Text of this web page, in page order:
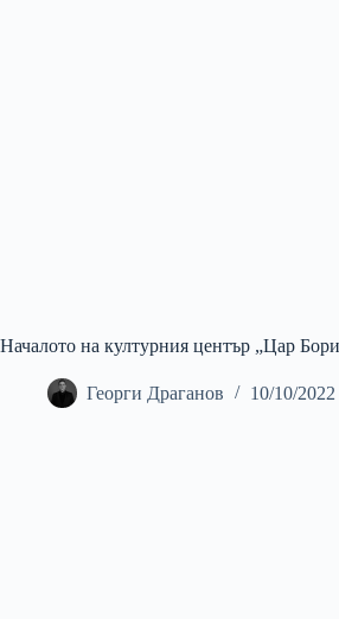
Началото на културния център „Цар
Георги Драганов 10/10/2022